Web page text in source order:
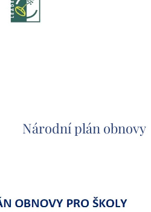
Národní plán obnovy